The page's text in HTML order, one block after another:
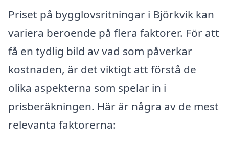
Priset på bygglovsritningar i Björkvik kan
variera beroende på flera faktorer. För att
få en tydlig bild av vad som påverkar
kostnaden, är det viktigt att förstå de
olika aspekterna som spelar in i
prisberäkningen. Här är några av de mest
relevanta faktorerna: